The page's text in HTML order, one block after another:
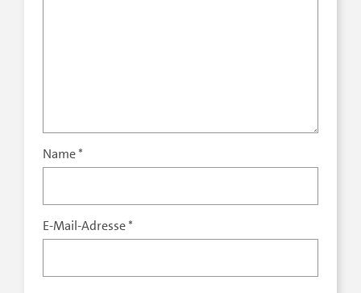
Name*
E-Mail-Adresse*